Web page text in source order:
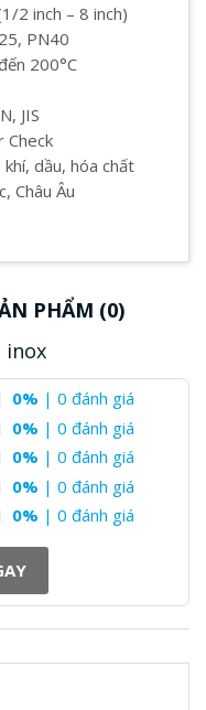
2 inch – 8 inch)
PN40
200°C
JIS
Check
khí, dầu, hóa chất
Châu Âu
PHẨM (0)
inox
0% | 0 đánh giá
0% | 0 đánh giá
0% | 0 đánh giá
0% | 0 đánh giá
0% | 0 đánh giá